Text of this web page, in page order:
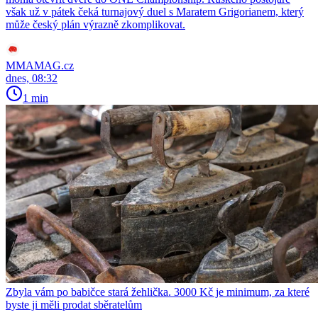
však už v pátek čeká turnajový duel s Maratem Grigorianem, který
může český plán výrazně zkomplikovat.
MMAMAG.cz
dnes, 08:32
1 min
Zbyla vám po babičce stará žehlička. 3000 Kč je minimum, za které
byste ji měli prodat sběratelům